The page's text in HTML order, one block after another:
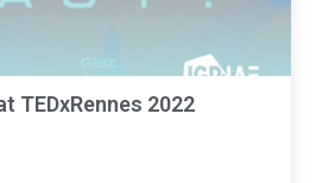
TEDxRennes 2022